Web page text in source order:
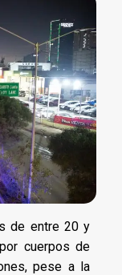
de entre 20 y
cuerpos de
pese a la